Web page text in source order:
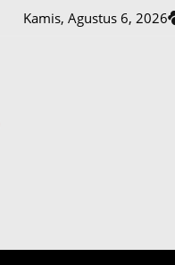
Kamis, Agustus 6, 2026